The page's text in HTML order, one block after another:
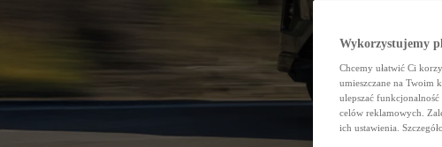
Wykorzystujemy
Chcemy ułatwić Ci
umieszczane na Twoim
ulepszać funkcjonalność
celów reklamowych.
ich ustawienia.